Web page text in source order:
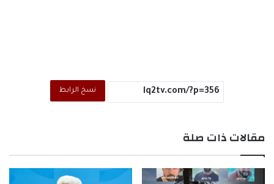
نسخ الرابط
مقالات ذات صلة